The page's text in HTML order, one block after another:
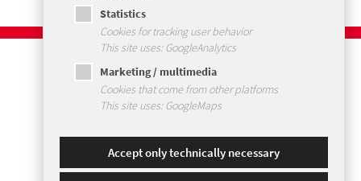
Imprint
Privacy Policy
Terms and Conditions
Sitemap
Statistics
Cookies for tracking user behavior
This site uses: GoogleAnalytics
Marketing / multimedia
Cookies that come from other platforms
This site uses: GoogleMaps
Accept only technically necessary